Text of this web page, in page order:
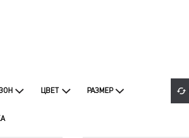
ЦВЕТ РАЗМЕР